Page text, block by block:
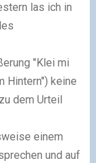
las ich in
"Klei mi
Hintern") keine
dem Urteil
einem
und auf